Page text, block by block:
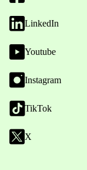
LinkedIn
Youtube
Instagram
TikTok
X